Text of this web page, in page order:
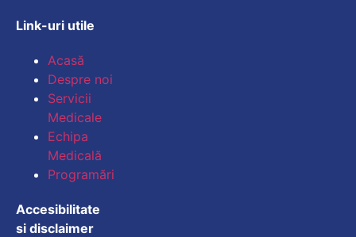
Link-uri utile
Acasă
Despre noi
Servicii
Medicale
Echipa
Medicală
Programări
Accesibilitate
si disclaimer